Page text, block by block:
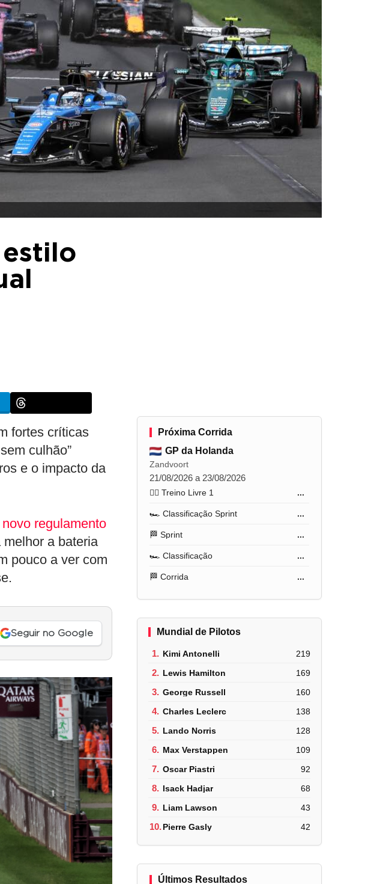
fortes críticas
culhão”
e o impacto da
regulamento
a bateria
pouco a ver com
Seguir no Google
Próxima Corrida
GP da Holanda
Zandvoort
21/08/2026 a 23/08/2026
🏋️‍♂️ Treino Livre 1 ...
🏎️ Classificação Sprint ...
🏁 Sprint ...
🏎️ Classificação ...
🏁 Corrida ...
Mundial de Pilotos
1. Kimi Antonelli 219
2. Lewis Hamilton 169
3. George Russell 160
4. Charles Leclerc 138
5. Lando Norris 128
6. Max Verstappen 109
7. Oscar Piastri 92
8. Isack Hadjar 68
9. Liam Lawson 43
10.Pierre Gasly 42
Últimos Resultados